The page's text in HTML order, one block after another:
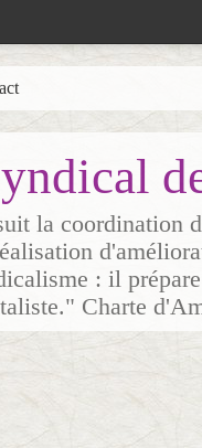
la coordination
: il
Charte